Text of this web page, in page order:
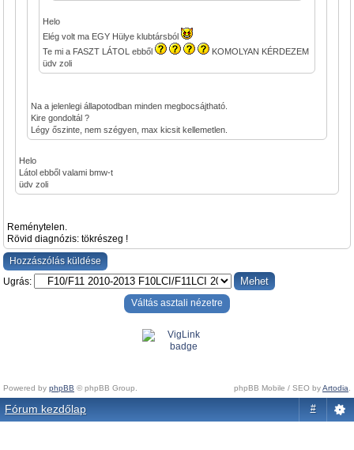
Helo
Elég volt ma EGY Hülye klubtársból
Te mi a FASZT LÁTOL ebből
KOMOLYAN KÉRDEZEM
üdv zoli
Na a jelenlegi állapotodban minden megbocsájtható.
Kire gondoltál ?
Légy őszinte, nem szégyen, max kicsit kellemetlen.
Helo
Látol ebből valami bmw-t
üdv zoli
Reménytelen.
Rövid diagnózis: tökrészeg !
Hozzászólás küldése
Ugrás:
Váltás asztali nézetre
Powered by phpBB © phpBB Group. phpBB Mobile / SEO byArtodia.
Fórum kezdőlap #